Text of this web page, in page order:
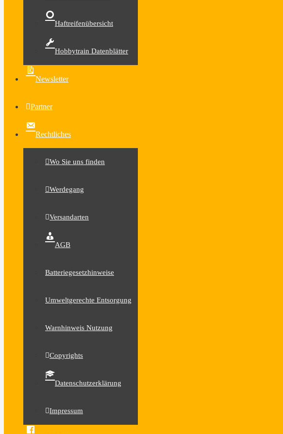
Haftreifenübersicht
Hobbytrain Datenblätter
Newsletter
Partner
Rechtliches
Wo Sie uns finden
Werdegang
Versandarten
AGB
Batteriegesetzhinweise
Umweltgerechte Entsorgung
Warnhinweis Nutzung
Copyrights
Datenschutzerklärung
Impressum